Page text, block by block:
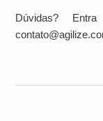
Dúvidas?